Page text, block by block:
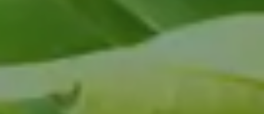
PRODUTOS
CONTATO